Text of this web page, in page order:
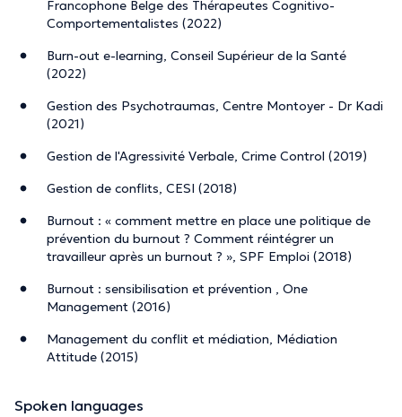
Francophone Belge des Thérapeutes Cognitivo-
Comportementalistes (2022)
Burn-out e-learning, Conseil Supérieur de la Santé
(2022)
Gestion des Psychotraumas, Centre Montoyer - Dr Kadi
(2021)
Gestion de l'Agressivité Verbale, Crime Control (2019)
Gestion de conflits, CESI (2018)
Burnout : « comment mettre en place une politique de
prévention du burnout ? Comment réintégrer un
travailleur après un burnout ? », SPF Emploi (2018)
Burnout : sensibilisation et prévention , One
Management (2016)
Management du conflit et médiation, Médiation
Attitude (2015)
Spoken languages